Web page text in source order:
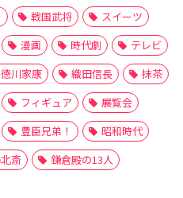
戦国武将
スイーツ
漫画 時代劇
テレビ
徳川家康 織田信長
抹茶
フィギュア
展覧会
豊臣兄弟！
昭和時代
斎 鎌倉殿の13人